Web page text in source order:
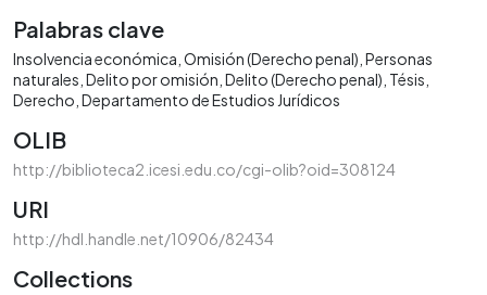
Palabras clave
Insolvencia económica Omisión (Derecho penal) Personas
naturales Delito por omisión Delito (Derecho penal) Tésis
Derecho Departamento de Estudios Jurídicos
OLIB
http://biblioteca2.icesi.edu.co/cgi-olib?oid=308124
URI
http://hdl.handle.net/10906/82434
Collections